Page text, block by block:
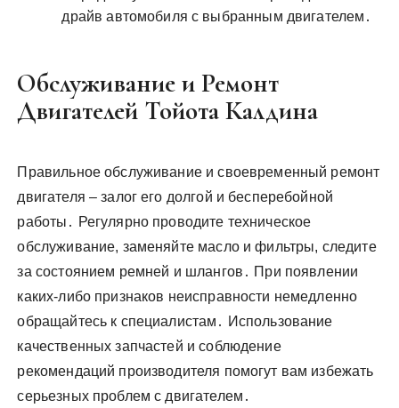
драйв автомобиля с выбранным двигателем․
Обслуживание и Ремонт
Двигателей Тойота Калдина
Правильное обслуживание и своевременный ремонт
двигателя – залог его долгой и бесперебойной
работы․ Регулярно проводите техническое
обслуживание, заменяйте масло и фильтры, следите
за состоянием ремней и шлангов․ При появлении
каких-либо признаков неисправности немедленно
обращайтесь к специалистам․ Использование
качественных запчастей и соблюдение
рекомендаций производителя помогут вам избежать
серьезных проблем с двигателем․